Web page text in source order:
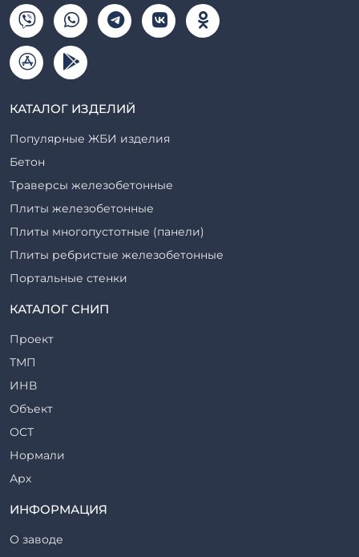
КАТАЛОГ ИЗДЕЛИЙ
Популярные ЖБИ изделия
Бетон
Траверсы железобетонные
Плиты железобетонные
Плиты многопустотные (панели)
Плиты ребристые железобетонные
Портальные стенки
Прогоны железобетонные
Ригели железобетонные
Сваи железобетонные
Стеновые блоки
Стойки железобетонные
Столбы железобетонные
Закладные детали
Трубы железобетонные
Утяжелители железобетонные
Фермы железобетонные
КАТАЛОГ СНИП
Проект
ТМП
ИНВ
Объект
ОСТ
Нормали
Арх
ТР
Серия
ИНФОРМАЦИЯ
О заводе